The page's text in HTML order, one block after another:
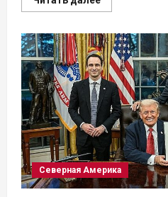
больше
АЭС
в
страна
изучает
российские
малые
реакторы
Северная Америка